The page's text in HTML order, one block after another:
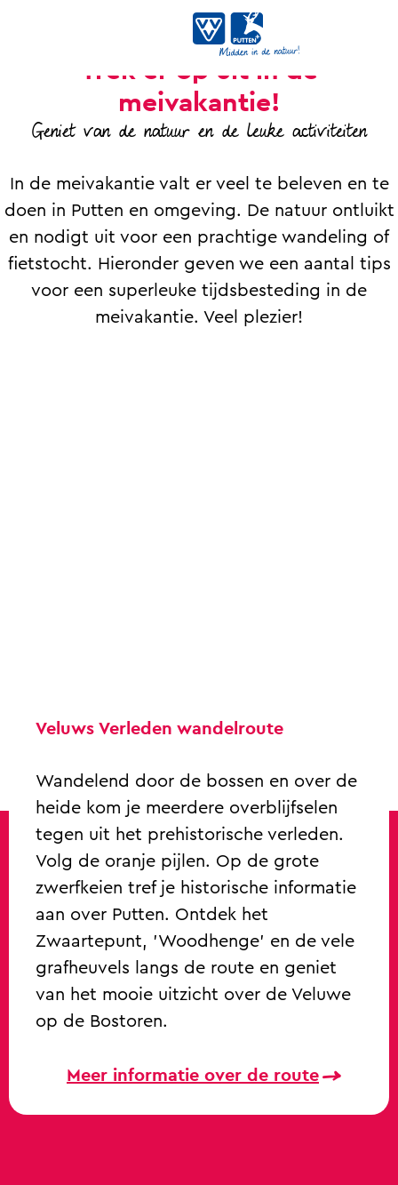
a
MEIVAKANTIE
Trek er op uit in de
meivakantie!
Geniet van de natuur en de leuke activiteiten
In de meivakantie valt er veel te beleven en te
doen in Putten en omgeving. De natuur ontluikt
en nodigt uit voor een prachtige wandeling of
fietstocht. Hieronder geven we een aantal tips
voor een superleuke tijdsbesteding in de
meivakantie. Veel plezier!
Veluws Verleden wandelroute
Wandelend door de bossen en over de
heide kom je meerdere overblijfselen
tegen uit het prehistorische verleden.
Volg de oranje pijlen. Op de grote
zwerfkeien tref je historische informatie
aan over Putten. Ontdek het
Zwaartepunt, 'Woodhenge' en de vele
grafheuvels langs de route en geniet
van het mooie uitzicht over de Veluwe
op de Bostoren.
Meer informatie over de route